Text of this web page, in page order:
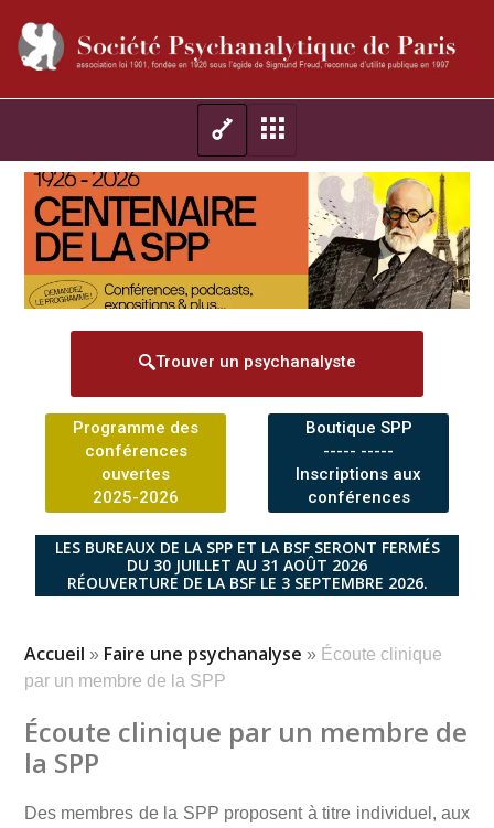
Trouver un psychanalyste
Programme des
conférences
ouvertes
2025-2026
Boutique SPP
----- -----
Inscriptions aux
conférences
LES BUREAUX DE LA SPP ET LA BSF SERONT FERMÉS
DU 30 JUILLET AU 31 AOÛT 2026
RÉOUVERTURE DE LA BSF LE 3 SEPTEMBRE 2026.
Accueil » Faire une psychanalyse » Écoute clinique
par un membre de la SPP
Écoute clinique par un membre de
la SPP
Des membres de la SPP proposent à titre individuel, aux